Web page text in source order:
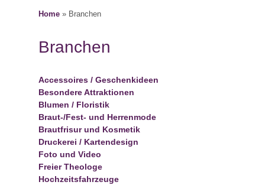
Home » Branchen
Branchen
Accessoires / Geschenkideen
Besondere Attraktionen
Blumen / Floristik
Braut-/Fest- und Herrenmode
Brautfrisur und Kosmetik
Druckerei / Kartendesign
Foto und Video
Freier Theologe
Hochzeitsfahrzeuge